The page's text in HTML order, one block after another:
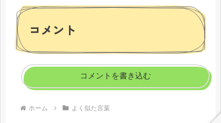
コメント
コメントを書き込む
ホーム よく似た言葉